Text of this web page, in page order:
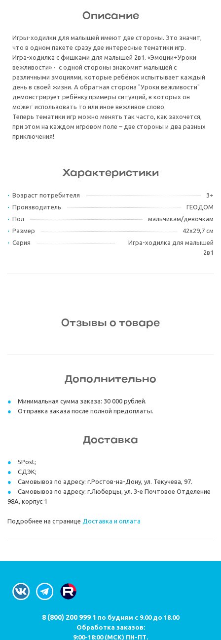
Описание
Игры-ходилки для малышей имеют две стороны. Это значит,
что в одном пакете сразу две интересные тематики игр.
Игра-ходилка с фишками для малышей 2в1. «Эмоции+Уроки
вежливости» - с одной стороны знакомит малышей с
различными эмоциями, которые ребёнок испытывает каждый
день в своей жизни. А обратная сторона "Уроки вежливости"
демонстрирует ребёнку примеры ситуаций, в которых он
может использовать то или иное вежливое слово.
Теперь тематики игр можно менять так часто, как захочется,
при этом на каждом игровом поле – две стороны и два разных
приключения!
Характеристики
Возраст потребителя
3+
Производитель
ГЕОДОМ
Пол
мальчикам/девочкам
Размер
42х29,7 см
Серия
Игра-ходилка для малышей
2в1
Отзывы о товаре
Дополнительно
Минимальная сумма заказа: 30 000 рублей.
Отправка заказа после полной предоплаты.
Доставка
5Post;
СДЭК;
Самовывоз по адресу: г.Ростов-на-Дону, ул. Текучева, 97.
Самовывоз по адресу: г.Люберцы, ул. 3-е Почтовое Отделение
98А, корпус 1
Подробнее на странице Доставка и оплата
8 (800) 200 999 1 по будням с 9.00 до 18.00
Обработка заказов:
9:00-18:00 (МСК) ПН-ПТ.